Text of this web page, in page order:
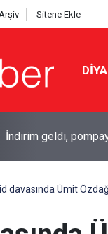
Sitene Ekle
Amedspor-
davasında Ümit